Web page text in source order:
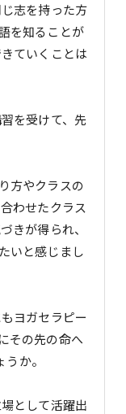
志を持った方
を知ることが
ていくことは
を受けて、先
方やクラスの
わせたクラス
きが得られ、
いと感じまし
ヨガセラピー
その先の命へ
か。
として活躍出